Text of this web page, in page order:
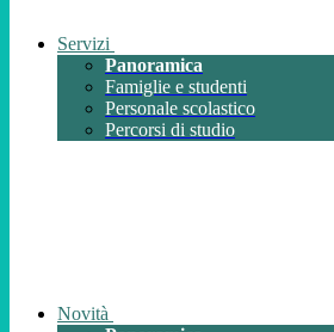
Servizi
Panoramica
Famiglie e studenti
Personale scolastico
Percorsi di studio
Novità